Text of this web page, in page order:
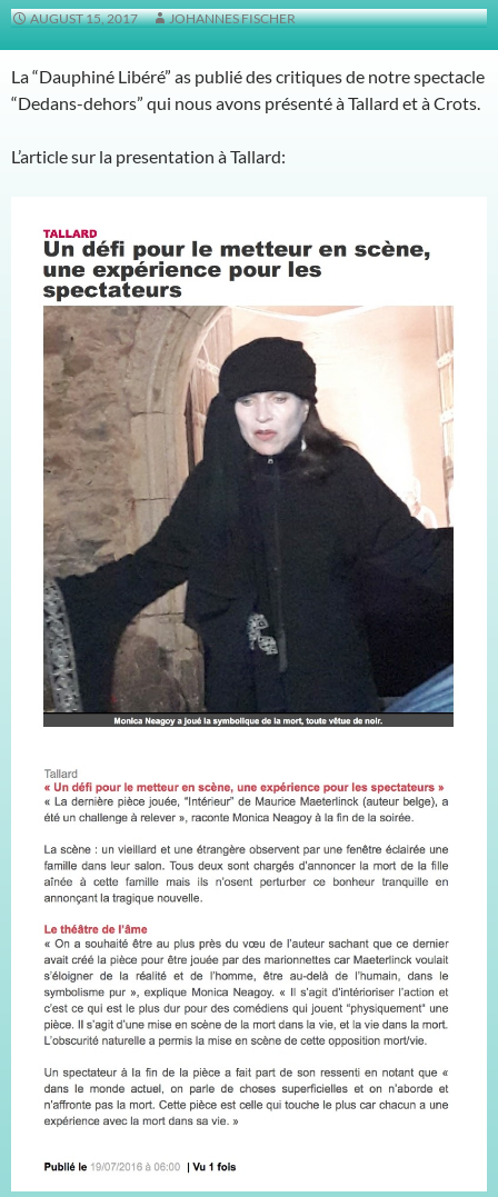
AUGUST 15, 2017 JOHANNES FISCHER
La “Dauphiné Libéré” as publié des critiques de notre spectacle
“Dedans-dehors” qui nous avons présenté à Tallard et à Crots.
L’article sur la presentation à Tallard: